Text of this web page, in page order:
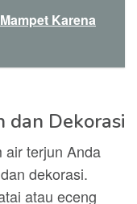
Karena
dan Dekorasi
air terjun Anda
dekorasi.
atau eceng